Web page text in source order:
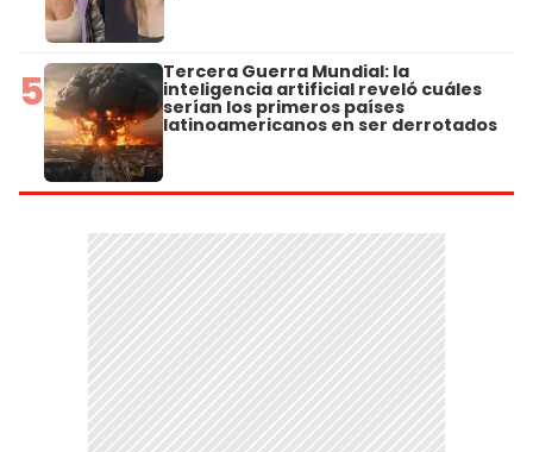
5 Tercera Guerra Mundial: la
inteligencia artificial reveló cuáles
serían los primeros países
latinoamericanos en ser derrotados